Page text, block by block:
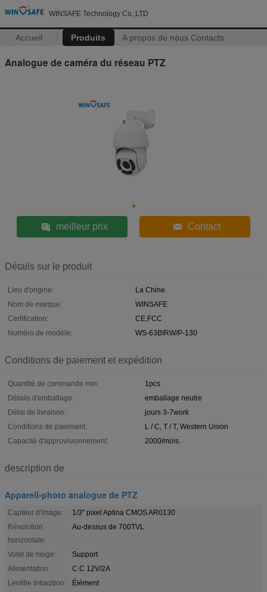
WINSAFE Technology Co.,LTD
Accueil Produits A propos de nous Contacts
Analogue de caméra du réseau PTZ
meilleur prix Contact
Détails sur le produit
Lieu d'origine:
La Chine
Nom de marque:
WINSAFE
Certification:
CE,FCC
Numéro de modèle:
WS-63BIRW/P-130
Conditions de paiement et expédition
Quantité de commande min:
1pcs
Détails d'emballage:
emballage neutre
Délai de livraison:
jours 3-7work
Conditions de paiement:
L / C, T / T, Western Union
Capacité d'approvisionnement:
2000/mois.
description de
Appareil-photo analogue de PTZ
Capteur d'image:
1/3" pixel Aptina CMOS AR0130
Résolution
horizontale:
Au-dessus de 700TVL
Volet de neige:
Support
Alimentation:
C.C 12V/2A
Lentille Intiaiztion:
Élément